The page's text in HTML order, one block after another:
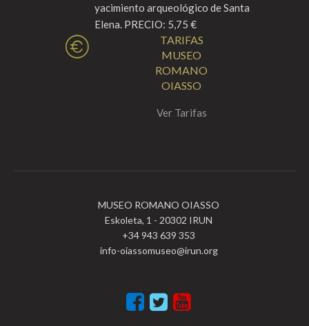
yacimiento arqueológico de Santa
Elena. PRECIO: 5,75 €
TARIFAS
MUSEO
ROMANO
OIASSO
Ver Tarifas
MUSEO ROMANO OIASSO
Eskoleta, 1 - 20302 IRUN
+34 943 639 353
info-oiassomuseo@irun.org